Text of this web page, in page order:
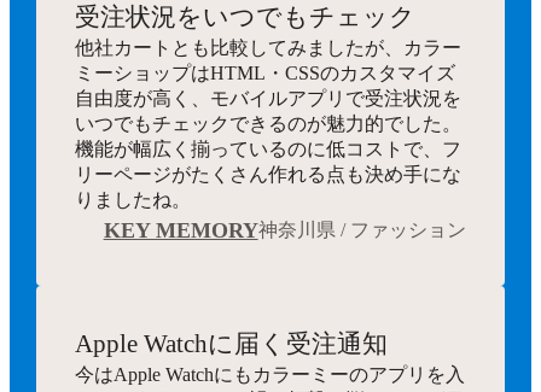
受注状況をいつでもチェック
他社カートとも比較してみましたが、カラー
ミーショップはHTML・CSSのカスタマイズ
自由度が高く、モバイルアプリで受注状況を
いつでもチェックできるのが魅力的でした。
機能が幅広く揃っているのに低コストで、フ
リーページがたくさん作れる点も決め手にな
りましたね。
KEY MEMORY神奈川県 / ファッション
Apple Watchに届く受注通知
今はApple Watchにもカラーミーのアプリを入